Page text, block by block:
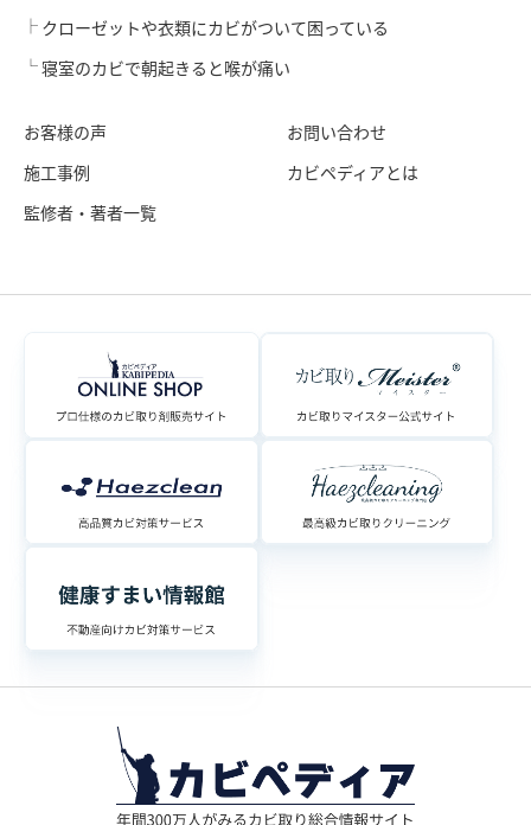
クローゼットや衣類にカビがついて困っている
寝室のカビで朝起きると喉が痛い
お客様の声
施工事例
監修者・著者一覧
お問い合わせ
カビペディアとは